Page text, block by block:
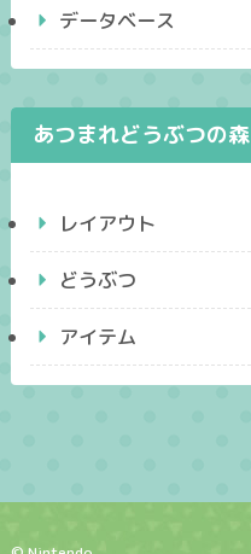
データベース
あつまれどうぶつの森
レイアウト
どうぶつ
アイテム